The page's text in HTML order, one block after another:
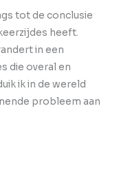
tot de conclusie
heeft.
in een
die overal en
ik in de wereld
probleem aan